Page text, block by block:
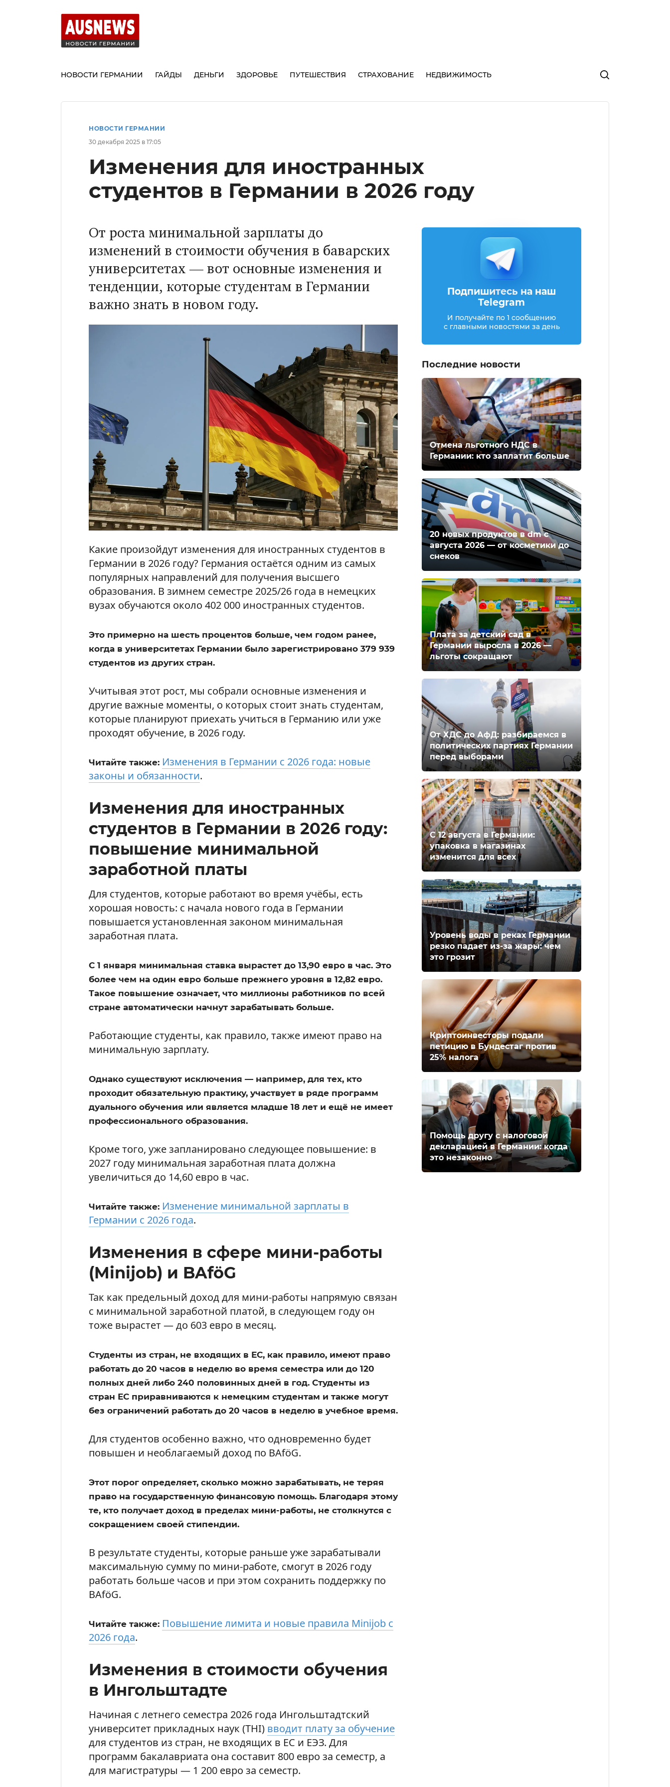
НОВОСТИ ГЕРМАНИИ ГАЙДЫ ДЕНЬГИ ЗДОРОВЬЕ ПУТЕШЕСТВИЯ СТРАХОВАНИЕ НЕДВИЖИМОСТЬ
НОВОСТИ ГЕРМАНИИ
30 декабря 2025 в 17:05
Изменения для иностранных
студентов в Германии в 2026 году
От роста минимальной зарплаты до
изменений в стоимости обучения в баварских
университетах — вот основные изменения и
тенденции, которые студентам в Германии
важно знать в новом году.
Какие произойдут изменения для иностранных студентов в
Германии в 2026 году? Германия остаётся одним из самых
популярных направлений для получения высшего
образования. В зимнем семестре 2025/26 года в немецких
вузах обучаются около 402 000 иностранных студентов.
Это примерно на шесть процентов больше, чем годом ранее,
когда в университетах Германии было зарегистрировано 379 939
студентов из других стран.
Учитывая этот рост, мы собрали основные изменения и
другие важные моменты, о которых стоит знать студентам,
которые планируют приехать учиться в Германию или уже
проходят обучение, в 2026 году.
Читайте также: Изменения в Германии с 2026 года: новые
законы и обязанности.
Изменения для иностранных
студентов в Германии в 2026 году:
повышение минимальной
заработной платы
Для студентов, которые работают во время учёбы, есть
хорошая новость: с начала нового года в Германии
повышается установленная законом минимальная
заработная плата.
С 1 января минимальная ставка вырастет до 13,90 евро в час. Это
более чем на один евро больше прежнего уровня в 12,82 евро.
Такое повышение означает, что миллионы работников по всей
стране автоматически начнут зарабатывать больше.
Работающие студенты, как правило, также имеют право на
минимальную зарплату.
Однако существуют исключения — например, для тех, кто
проходит обязательную практику, участвует в ряде программ
дуального обучения или является младше 18 лет и ещё не имеет
профессионального образования.
Кроме того, уже запланировано следующее повышение: в
2027 году минимальная заработная плата должна
увеличиться до 14,60 евро в час.
Читайте также: Изменение минимальной зарплаты в
Германии с 2026 года.
Изменения в сфере мини-работы
(Minijob) и BAföG
Так как предельный доход для мини-работы напрямую связан
с минимальной заработной платой, в следующем году он
тоже вырастет — до 603 евро в месяц.
Студенты из стран, не входящих в ЕС, как правило, имеют право
работать до 20 часов в неделю во время семестра или до 120
полных дней либо 240 половинных дней в год. Студенты из
стран ЕС приравниваются к немецким студентам и также могут
без ограничений работать до 20 часов в неделю в учебное время.
Для студентов особенно важно, что одновременно будет
повышен и необлагаемый доход по BAföG.
Этот порог определяет, сколько можно зарабатывать, не теряя
право на государственную финансовую помощь. Благодаря этому
те, кто получает доход в пределах мини-работы, не столкнутся с
сокращением своей стипендии.
В результате студенты, которые раньше уже зарабатывали
максимальную сумму по мини-работе, смогут в 2026 году
работать больше часов и при этом сохранить поддержку по
BAföG.
Читайте также: Повышение лимита и новые правила Minijob с
2026 года.
Изменения в стоимости обучения
в Ингольштадте
Начиная с летнего семестра 2026 года Ингольштадтский
университет прикладных наук (THI) вводит плату за обучение
для студентов из стран, не входящих в ЕС и ЕЭЗ. Для
программ бакалавриата она составит 800 евро за семестр, а
для магистратуры — 1 200 евро за семестр.
Подпишитесь на наш
Telegram
И получайте по 1 сообщению
с главными новостями за день
Последние новости
Отмена льготного НДС в
Германии: кто заплатит больше
20 новых продуктов в dm с
августа 2026 — от косметики до
снеков
Плата за детский сад в
Германии выросла в 2026 —
льготы сокращают
От ХДС до АфД: разбираемся в
политических партиях Германии
перед выборами
С 12 августа в Германии:
упаковка в магазинах
изменится для всех
Уровень воды в реках Германии
резко падает из-за жары: чем
это грозит
Криптоинвесторы подали
петицию в Бундестаг против
25% налога
Помощь другу с налоговой
декларацией в Германии: когда
это незаконно